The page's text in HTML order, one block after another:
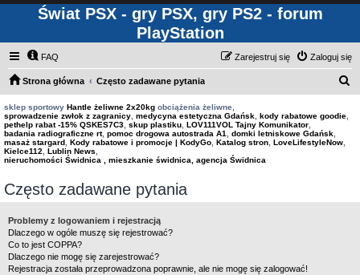
Świat PSX - gry PSX, gry PS2 - forum
PlayStation
FAQ Zaloguj się
Zarejestruj się
Strona główna Często zadawane pytania
sklep sportowy Hantle żeliwne 2x20kg obciążenia żeliwne,
sprowadzenie zwłok z zagranicy medycyna estetyczna Gdańsk kody rabatowe goodie
pethelp rabat -15% QSKES7C3 skup plastiku LOV111VOL Tajny Komunikator
badania radiograficzne rt, pomoc drogowa autostrada A1 domki letniskowe Gdańsk
masaż stargard Kody rabatowe i promocje | KodyGo Katalog stron LoveLifestyleNow
Kielce112
Lublin News
nieruchomości Świdnica , mieszkanie świdnica, agencja Świdnica
Często zadawane pytania
Problemy z logowaniem i rejestracją
Dlaczego w ogóle muszę się rejestrować?
Co to jest COPPA?
Dlaczego nie mogę się zarejestrować?
Rejestracja została przeprowadzona poprawnie, ale nie mogę się zalogować!